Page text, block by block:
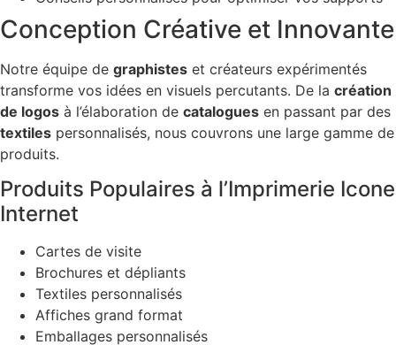
Conception Créative et Innovante
Notre équipe de graphistes et créateurs expérimentés
transforme vos idées en visuels percutants. De la création
de logos à l’élaboration de catalogues en passant par des
textiles personnalisés, nous couvrons une large gamme de
produits.
Produits Populaires à l’Imprimerie Icone
Internet
Cartes de visite
Brochures et dépliants
Textiles personnalisés
Affiches grand format
Emballages personnalisés